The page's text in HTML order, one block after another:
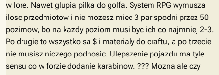
w lore. Nawet glupia pilka do golfa. System RPG wymusza
ilosc przedmiotow i nie mozesz miec 3 par spodni przez 50
pozimow, bo na kazdy poziom musi byc ich co najmniej 2-3.
Po drugie to wszystko sa $ i materialy do craftu, a po trzecie
nie musisz niczego podnosic. Ulepszenie pojazdu ma tyle
sensu co w forzie dodanie karabinow. ??? Mozna ale czy